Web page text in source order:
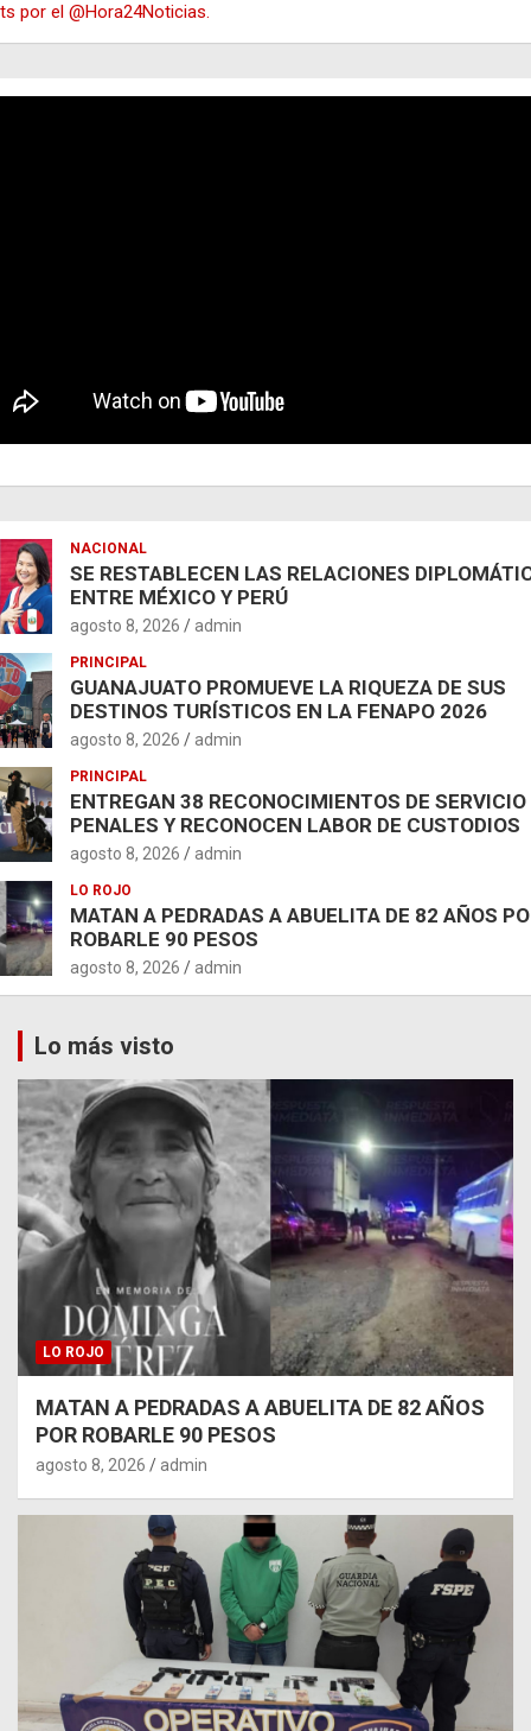
por el @Hora24Noticias.
NACIONAL
SE RESTABLECEN LAS RELACIONES
ENTRE MÉXICO Y PERÚ
agosto 8, 2026 admin
PRINCIPAL
GUANAJUATO PROMUEVE LA RIQUEZA DE SUS
DESTINOS TURÍSTICOS EN LA FENAPO 2026
agosto 8, 2026 admin
PRINCIPAL
ENTREGAN 38 RECONOCIMIENTOS DE SERVICIO
PENALES Y RECONOCEN LABOR DE CUSTODIOS
agosto 8, 2026 admin
LO ROJO
MATAN A PEDRADAS A ABUELITA DE 82 AÑOS
ROBARLE 90 PESOS
agosto 8, 2026 admin
Lo más visto
LO ROJO
MATAN A PEDRADAS A ABUELITA DE 82 AÑOS
POR ROBARLE 90 PESOS
agosto 8, 2026 admin